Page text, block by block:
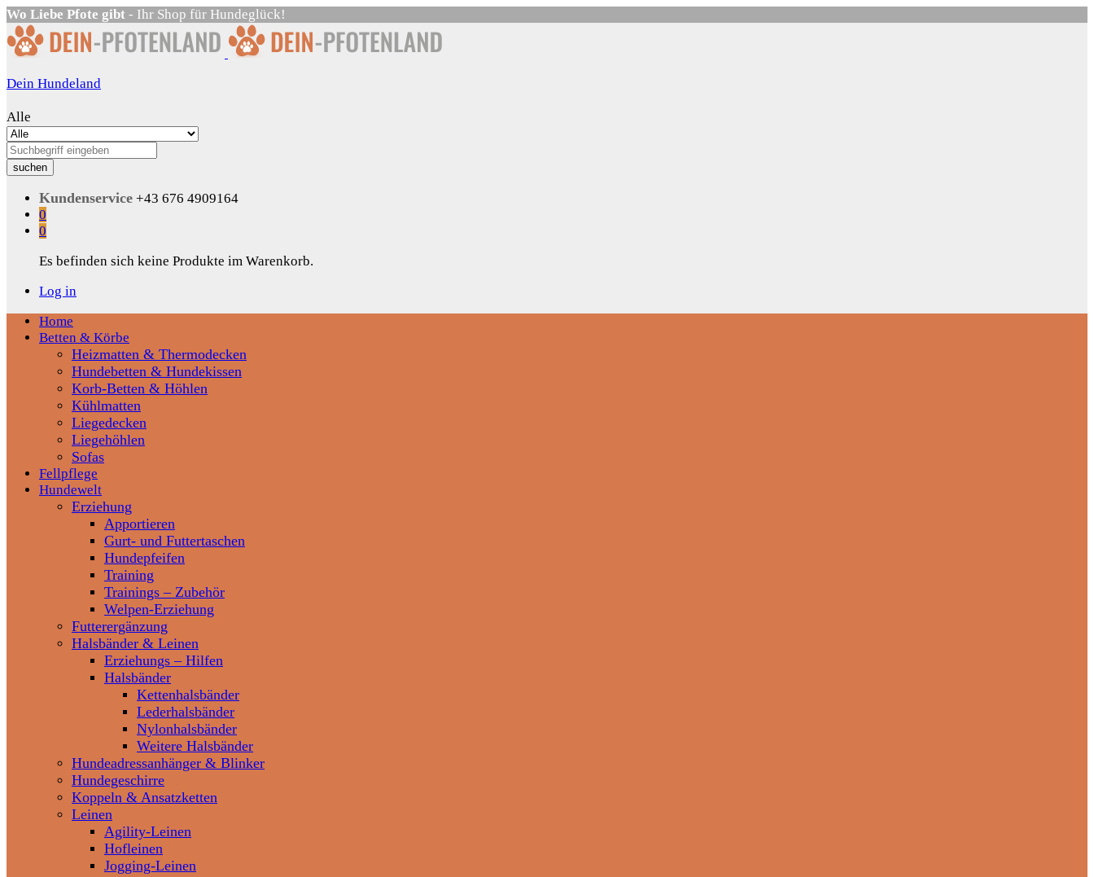
Wo Liebe Pfote gibt - Ihr Shop für Hundeglück!
Dein Hundeland
Alle
suchen
Kundenservice +43 676 4909164
0
0
Es befinden sich keine Produkte im Warenkorb.
Log in
Home
Betten & Körbe
Heizmatten & Thermodecken
Hundebetten & Hundekissen
Korb-Betten & Höhlen
Kühlmatten
Liegedecken
Liegehöhlen
Sofas
Fellpflege
Hundewelt
Erziehung
Apportieren
Gurt- und Futtertaschen
Hundepfeifen
Training
Trainings – Zubehör
Welpen-Erziehung
Futterergänzung
Halsbänder & Leinen
Erziehungs – Hilfen
Halsbänder
Kettenhalsbänder
Lederhalsbänder
Nylonhalsbänder
Weitere Halsbänder
Hundeadressanhänger & Blinker
Hundegeschirre
Koppeln & Ansatzketten
Leinen
Agility-Leinen
Hofleinen
Jogging-Leinen